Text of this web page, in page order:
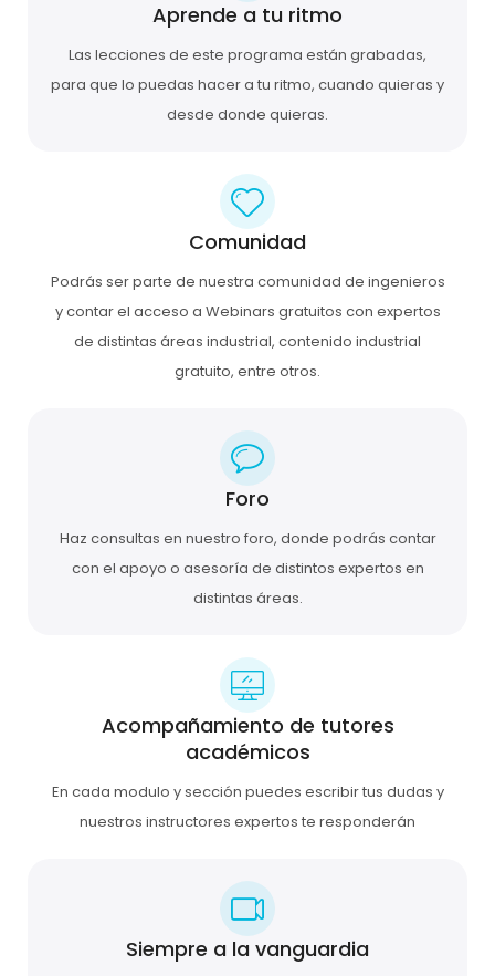
Aprende a tu ritmo
Las lecciones de este programa están grabadas,
para que lo puedas hacer a tu ritmo, cuando quieras y
desde donde quieras.
Comunidad
Podrás ser parte de nuestra comunidad de ingenieros
y contar el acceso a Webinars gratuitos con expertos
de distintas áreas industrial, contenido industrial
gratuito, entre otros.
Acompañamiento de tutores
académicos
En cada modulo y sección puedes escribir tus dudas y
nuestros instructores expertos te responderán
Foro
Haz consultas en nuestro foro, donde podrás contar
con el apoyo o asesoría de distintos expertos en
distintas áreas.
Siempre a la vanguardia